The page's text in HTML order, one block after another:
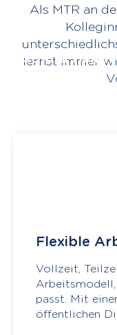
Esthera Heik,
Als MTR an
lernst immer
Flexible
Vollzeit,
Arbeitsmodell,
passt. Mit
öffentlichen